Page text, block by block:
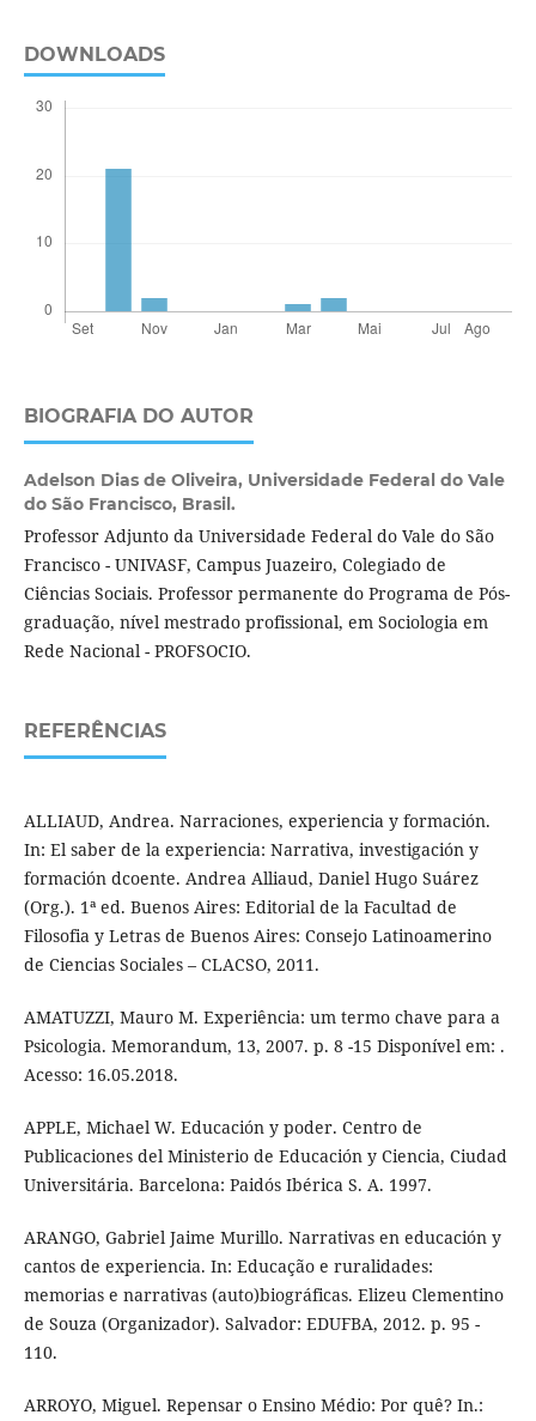
DOWNLOADS
BIOGRAFIA DO AUTOR
Adelson Dias de Oliveira, Universidade Federal do Vale
do São Francisco, Brasil.
Professor Adjunto da Universidade Federal do Vale do São
Francisco - UNIVASF, Campus Juazeiro, Colegiado de
Ciências Sociais. Professor permanente do Programa de Pós-
graduação, nível mestrado profissional, em Sociologia em
Rede Nacional - PROFSOCIO.
REFERÊNCIAS
ALLIAUD, Andrea. Narraciones, experiencia y formación.
In: El saber de la experiencia: Narrativa, investigación y
formación dcoente. Andrea Alliaud, Daniel Hugo Suárez
(Org.). 1ª ed. Buenos Aires: Editorial de la Facultad de
Filosofia y Letras de Buenos Aires: Consejo Latinoamerino
de Ciencias Sociales – CLACSO, 2011.
AMATUZZI, Mauro M. Experiência: um termo chave para a
Psicologia. Memorandum, 13, 2007. p. 8 -15 Disponível em: .
Acesso: 16.05.2018.
APPLE, Michael W. Educación y poder. Centro de
Publicaciones del Ministerio de Educación y Ciencia, Ciudad
Universitária. Barcelona: Paidós Ibérica S. A. 1997.
ARANGO, Gabriel Jaime Murillo. Narrativas en educación y
cantos de experiencia. In: Educação e ruralidades:
memorias e narrativas (auto)biográficas. Elizeu Clementino
de Souza (Organizador). Salvador: EDUFBA, 2012. p. 95 -
110.
ARROYO, Miguel. Repensar o Ensino Médio: Por quê? In.: